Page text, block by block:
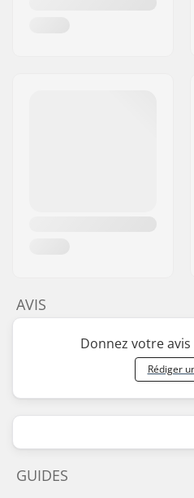
AVIS
Donnez votre
Rédiger
GUIDES